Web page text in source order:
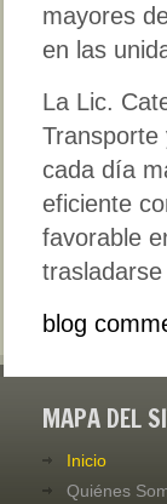
mayores
en las
La Lic.
Transporte
cada día
eficiente
favorable
blog
MAPA DEL
Inicio
Quiénes